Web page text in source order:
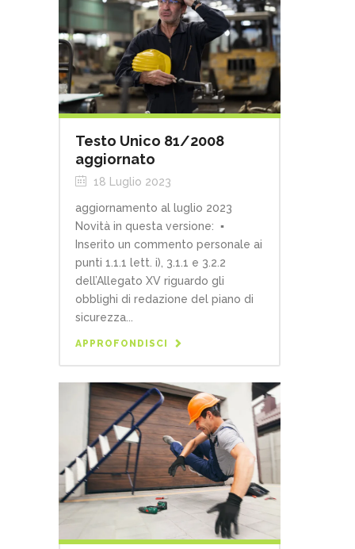
Testo Unico 81/2008
aggiornato
18 Luglio 2023
aggiornamento al luglio 2023
Novità in questa versione: ▪
Inserito un commento personale ai
punti 1.1.1 lett. i), 3.1.1 e 3.2.2
dell’Allegato XV riguardo gli
obblighi di redazione del piano di
sicurezza...
APPROFONDISCI